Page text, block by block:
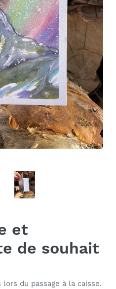
et
de souhait
lors du passage à la caisse.